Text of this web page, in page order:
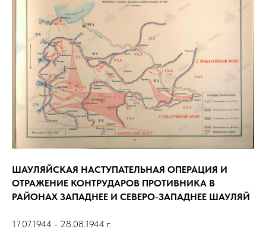
ШАУЛЯЙСКАЯ НАСТУПАТЕЛЬНАЯ ОПЕРАЦИЯ И
ОТРАЖЕНИЕ КОНТРУДАРОВ ПРОТИВНИКА В
РАЙОНАХ ЗАПАДНЕЕ И СЕВЕРО-ЗАПАДНЕЕ ШАУЛЯЙ
17.07.1944 - 28.08.1944 г.